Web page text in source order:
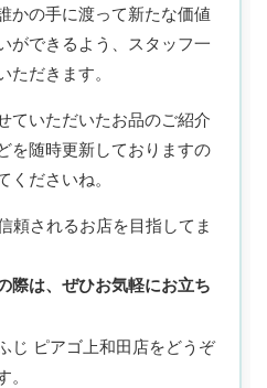
かの手に渡って新たな価値
できるよう、スタッフ一
だきます。
ていただいたお品のご紹介
を随時更新しておりますの
ださいね。
頼されるお店を目指してま
際は、ぜひお気軽にお立ち
じ ピアゴ上和田店をどうぞ